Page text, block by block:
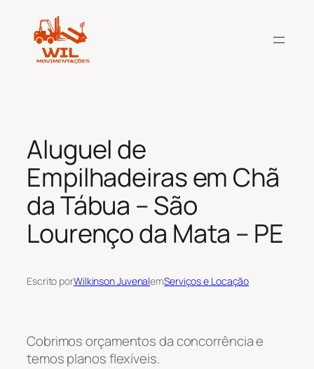
conteúdo
Aluguel de
Empilhadeiras em Chã
da Tábua – São
Lourenço da Mata – PE
Escrito porWilkinson JuvenalemServiços e Locação
Cobrimos orçamentos da concorrência e
temos planos flexíveis.